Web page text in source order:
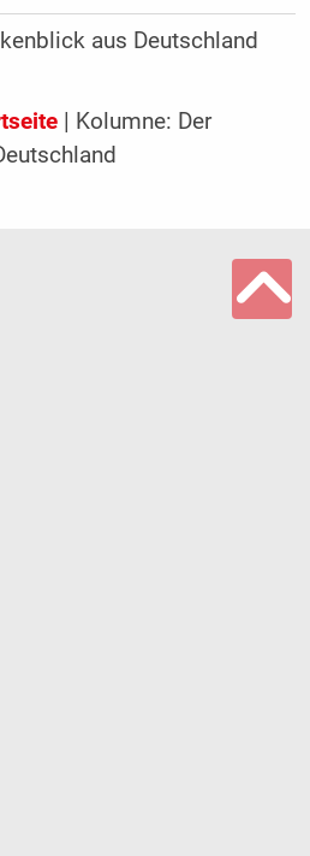
aus Deutschland
| Kolumne: Der